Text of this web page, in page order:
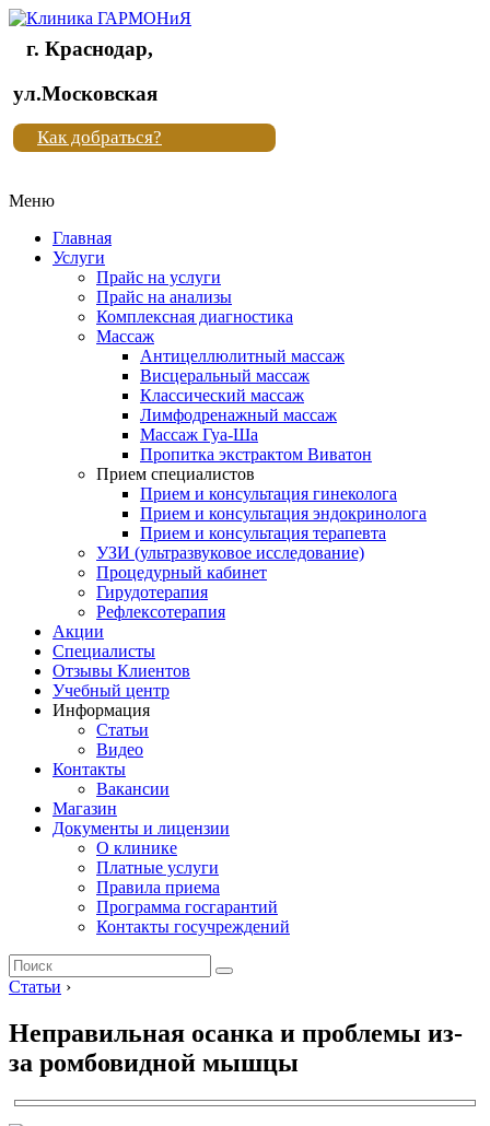
Клиника
"Новая
жизнь"
Клиника
жизнь"
г. Краснодар,
ул.Московская
Как добраться?
Меню
Главная
Услуги
Прайс на услуги
Прайс на анализы
Комплексная диагностика
Массаж
Антицеллюлитный массаж
Висцеральный массаж
Классический массаж
Лимфодренажный массаж
Массаж Гуа-Ша
Пропитка экстрактом Виватон
Прием специалистов
Прием и консультация гинеколога
Прием и консультация эндокринолога
Прием и консультация терапевта
УЗИ (ультразвуковое исследование)
Процедурный кабинет
Гирудотерапия
Рефлексотерапия
Акции
Специалисты
Отзывы Клиентов
Учебный центр
Информация
Статьи
Видео
Контакты
Вакансии
Магазин
Документы и лицензии
О клинике
Платные услуги
Правила приема
Программа госгарантий
Контакты госучреждений
Статьи ›
Неправильная осанка и проблемы из-
за ромбовидной мышцы